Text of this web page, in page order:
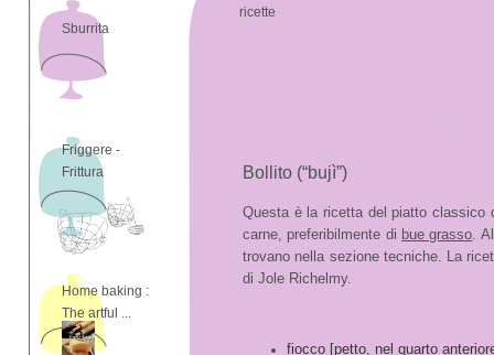
Sburrita
Friggere -
Frittura
Home baking :
The artful ...
ricette
Bollito (“bujì”)
Questa è la ricetta del piatto classico
carne, preferibilmente di bue grasso.
trovano nella sezione tecniche. La
di Jole Richelmy.
fiocco [petto, nel quarto